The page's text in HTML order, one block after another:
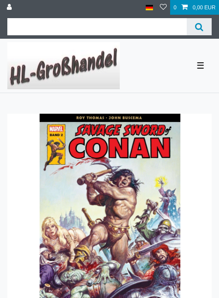
0 0,00 EUR
☰